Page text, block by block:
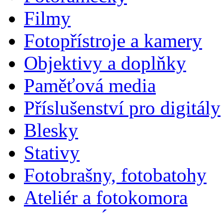
Filmy
Fotopřístroje a kamery
Objektivy a doplňky
Paměťová media
Příslušenství pro digitály
Blesky
Stativy
Fotobrašny, fotobatohy
Ateliér a fotokomora